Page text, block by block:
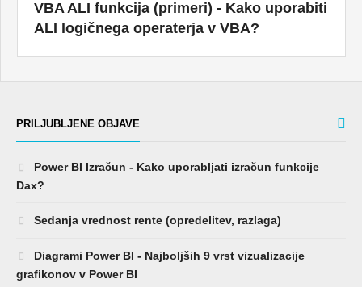
VBA ALI funkcija (primeri) - Kako uporabiti
ALI logičnega operaterja v VBA?
PRILJUBLJENE OBJAVE
Power BI Izračun - Kako uporabljati izračun funkcije
Dax?
Sedanja vrednost rente (opredelitev, razlaga)
Diagrami Power BI - Najboljših 9 vrst vizualizacije
grafikonov v Power BI